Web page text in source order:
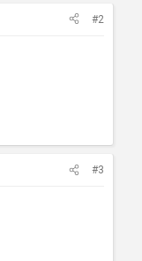
#2
#3